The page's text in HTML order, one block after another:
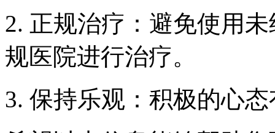
2. 正规治疗：避免使用
规医院进行治疗。
3. 保持乐观：积极的心